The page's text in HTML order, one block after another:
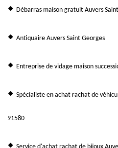
Débarras maison gratuit Auvers
Antiquaire Auvers Saint Georges
Entreprise de vidage maison
Spécialiste en achat rachat de
91580